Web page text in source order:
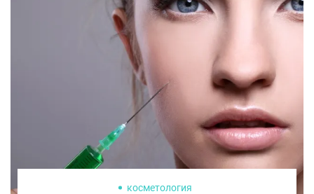
косметология